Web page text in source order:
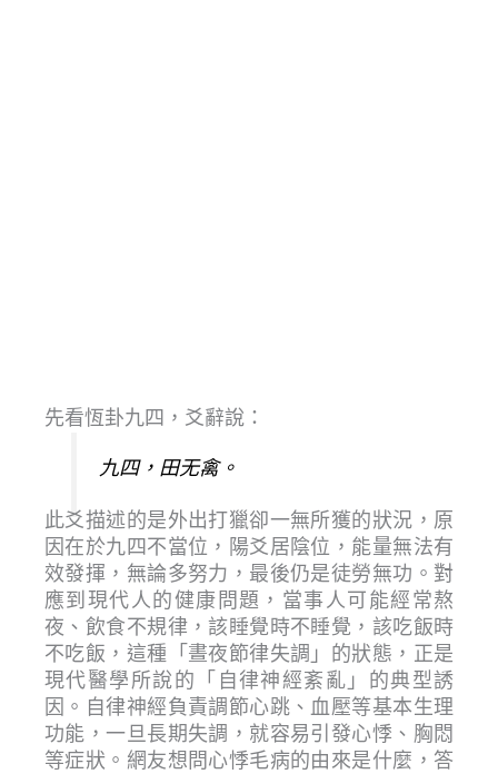
先看恆卦九四，爻辭說：
九四，田无禽。
此爻描述的是外出打獵卻一無所獲的狀況，原
因在於九四不當位，陽爻居陰位，能量無法有
效發揮，無論多努力，最後仍是徒勞無功。對
應到現代人的健康問題，當事人可能經常熬
夜、飲食不規律，該睡覺時不睡覺，該吃飯時
不吃飯，這種「晝夜節律失調」的狀態，正是
現代醫學所說的「自律神經紊亂」的典型誘
因。自律神經負責調節心跳、血壓等基本生理
功能，一旦長期失調，就容易引發心悸、胸悶
等症狀。網友想問心悸毛病的由來是什麼，答